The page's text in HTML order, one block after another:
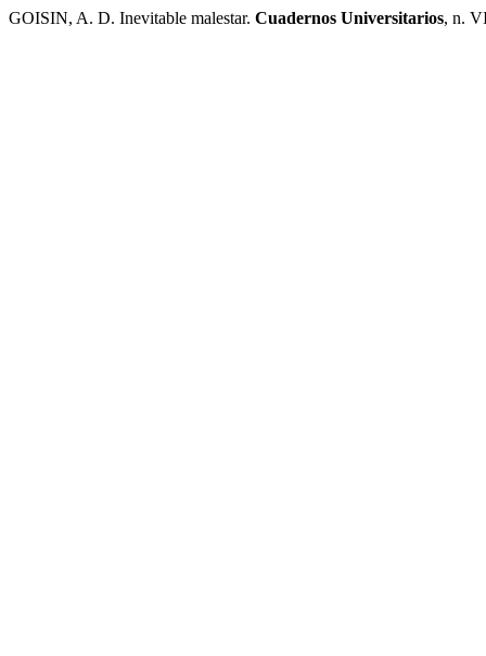
GOISIN, A. D. Inevitable malestar. Cuadernos Universitarios, n.